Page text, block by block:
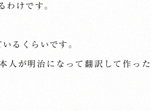
わけです。
るくらいです。
人が明治になって翻訳して作った